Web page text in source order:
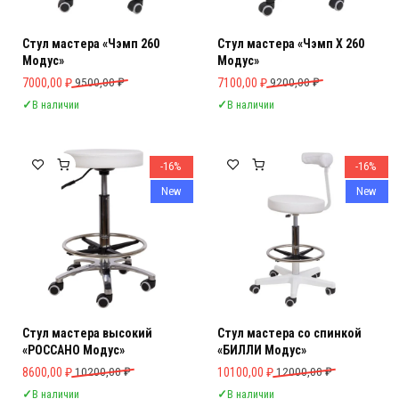
Стул мастера «Чэмп 260
Модус»
9500,00₽
Первоначальная цена составляла 9500,00 ₽.
7000,00 ₽
Текущая цена: 7000,00 ₽.
✓В наличии
Стул мастера «Чэмп Х 260
Модус»
9200,00₽
Первоначальная цена
7100,00 ₽
Текущая цена: 7100,00 ₽.
✓В наличии
-16%
New
Стул мастера высокий
«РОССАНО Модус»
10200,00₽
Первоначальная цена составляла 10200,00 ₽.
8600,00 ₽
Текущая цена: 8600,00 ₽.
✓В наличии
-16%
New
Стул мастера со спинкой
«БИЛЛИ Модус»
12000,00₽
Первоначальная цена
10100,00 ₽
Текущая цена: 10100,00 ₽.
✓В наличии